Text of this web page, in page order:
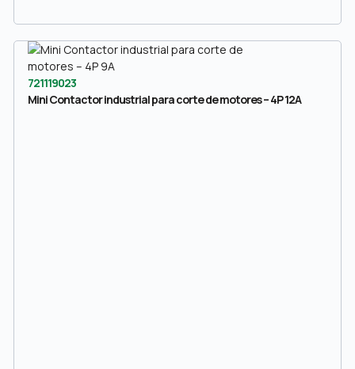
721119023
Mini Contactor industrial para corte de motores – 4P 12A